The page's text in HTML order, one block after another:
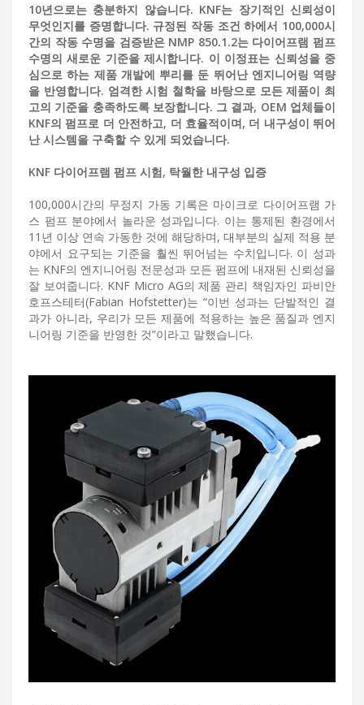
10년으로는 충분하지 않습니다. KNF는 장기적인 신뢰성이
무엇인지를 증명합니다. 규정된 작동 조건 하에서 100,000시
간의 작동 수명을 검증받은 NMP 850.1.2는 다이어프램 펌프
수명의 새로운 기준을 제시합니다. 이 이정표는 신뢰성을 중
심으로 하는 제품 개발에 뿌리를 둔 뛰어난 엔지니어링 역량
을 반영합니다. 엄격한 시험 철학을 바탕으로 모든 제품이 최
고의 기준을 충족하도록 보장합니다. 그 결과, OEM 업체들이
KNF의 펌프로 더 안전하고, 더 효율적이며, 더 내구성이 뛰어
난 시스템을 구축할 수 있게 되었습니다.
KNF 다이어프램 펌프 시험, 탁월한 내구성 입증
100,000시간의 무정지 가동 기록은 마이크로 다이어프램 가
스 펌프 분야에서 놀라운 성과입니다. 이는 통제된 환경에서
11년 이상 연속 가동한 것에 해당하며, 대부분의 실제 적용 분
야에서 요구되는 기준을 훨씬 뛰어넘는 수치입니다. 이 성과
는 KNF의 엔지니어링 전문성과 모든 펌프에 내재된 신뢰성을
잘 보여줍니다. KNF Micro AG의 제품 관리 책임자인 파비안
호프스테터(Fabian Hofstetter)는 “이번 성과는 단발적인 결
과가 아니라, 우리가 모든 제품에 적용하는 높은 품질과 엔지
니어링 기준을 반영한 것”이라고 말했습니다.